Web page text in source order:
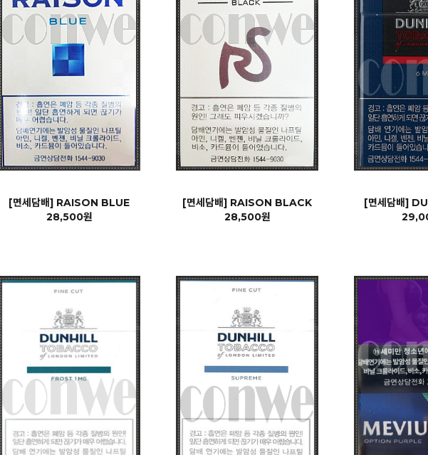
[면세담배] RAISON BLUE
28,500원
[면세담배] RAISON BLACK
28,500원
[면세담배]